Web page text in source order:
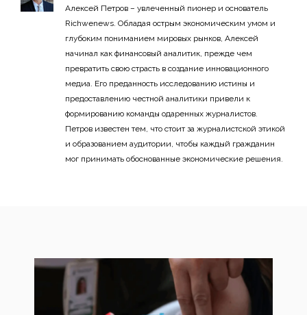
Алексей Петров – увлеченный пионер и основатель
Richwenews. Обладая острым экономическим умом и
глубоким пониманием мировых рынков, Алексей
начинал как финансовый аналитик, прежде чем
превратить свою страсть в создание инновационного
медиа. Его преданность исследованию истины и
предоставлению честной аналитики привели к
формированию команды одаренных журналистов.
Петров известен тем, что стоит за журналистской этикой
и образованием аудитории, чтобы каждый гражданин
мог принимать обоснованные экономические решения.